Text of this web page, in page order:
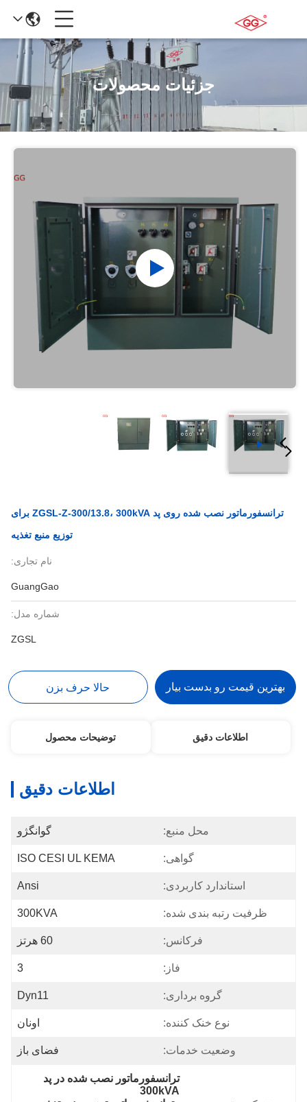
جزئیات محصولات
ترانسفورماتور نصب شده روی پد ZGSL-Z-300/13.8، 300kVA برای
توزیع منبع تغذیه
نام تجاری:
GuangGao
شماره مدل:
ZGSL
بهترین قیمت رو بدست بیار حالا حرف بزن
اطلاعات دقیق توضیحات محصول
اطلاعات دقیق
محل منبع: گوانگژو
گواهی: ISO CESI UL KEMA
استاندارد کاربردی: Ansi
ظرفیت رتبه بندی شده: 300KVA
فرکانس: 60 هرتز
فاز: 3
گروه برداری: Dyn11
نوع خنک کننده: اونان
وضعیت خدمات: فضای باز
300kVA